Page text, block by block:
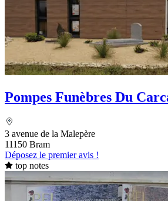
Pompes Funèbres Du
3 avenue de la Malepère
11150 Bram
Déposez le premier avis !
top notes